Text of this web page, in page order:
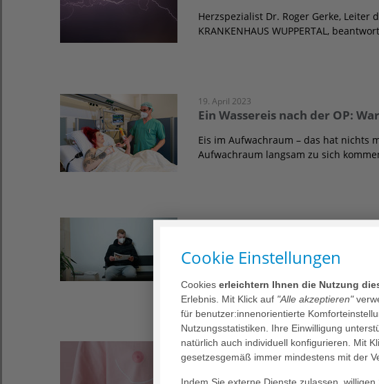
Herzspezialist Dr. Roger Gerke, Leiter
KRANKENHAUS WUPPERTAL,
19. April 2023
Ein Wassereis nach der OP:
Eis im Aufwachraum – das hat nichts
Aufwachraum langsam zu sich
Warum Wartezeiten in der Zentralen
retten wir Leben. Wir behandeln Sie…
13. März 2023
Was macht ein Brustzentrum?
Cookie Einstellungen
Cookies erleichtern Ihnen die Nutzung
Erlebnis. Mit Klick auf "Alle akzeptieren"
für benutzer:innenorientierte
Nutzungsstatistiken. Ihre Einwilligung
natürlich auch individuell konfigurieren. Mit
gesetzesgemäß immer mindestens mit der
Indem Sie externe Dienste zulassen,